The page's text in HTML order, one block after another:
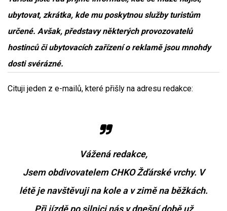
ubytovat, zkrátka, kde mu poskytnou služby turistům
určené. Avšak, představy některých provozovatelů
hostinců či ubytovacích zařízení o reklamě jsou mnohdy
dosti svérázné.
Cituji jeden z e-mailů, které přišly na adresu redakce:
Vážená redakce,
Jsem obdivovatelem CHKO Žďárské vrchy. V
létě je navštěvuji na kole a v zimě na běžkách.
Při jízdě po silnici nás v dnešní době už